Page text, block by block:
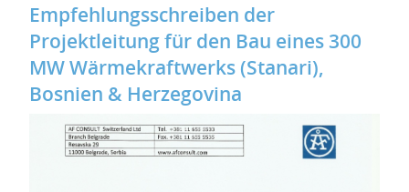
Empfehlungsschreiben der
Projektleitung für den Bau eines 300
MW Wärmekraftwerks (Stanari),
Bosnien & Herzegovina